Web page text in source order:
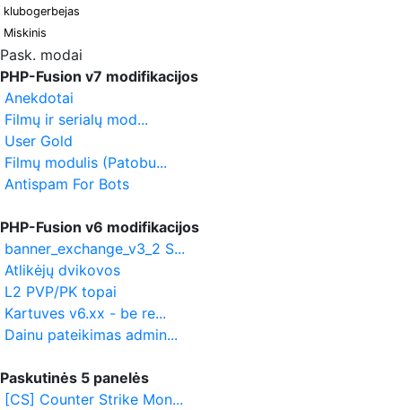
klubogerbejas
Miskinis
Pask. modai
PHP-Fusion v7 modifikacijos
Anekdotai
Filmų ir serialų mod...
User Gold
Filmų modulis (Patobu...
Antispam For Bots
PHP-Fusion v6 modifikacijos
banner_exchange_v3_2 S...
Atlikėjų dvikovos
L2 PVP/PK topai
Kartuves v6.xx - be re...
Dainu pateikimas admin...
Paskutinės 5 panelės
[CS] Counter Strike Mon...